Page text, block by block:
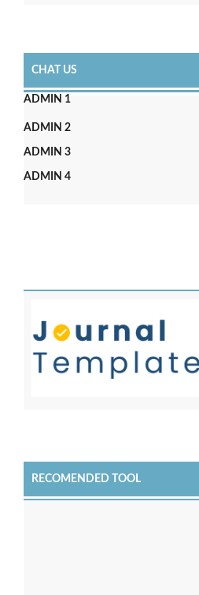
CHAT US
ADMIN 1
ADMIN 2
ADMIN 3
ADMIN 4
RECOMENDED TOOL